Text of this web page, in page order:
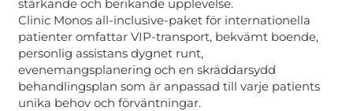
stärkande och berikande upplevelse.
Clinic Monos all-inclusive-paket för internationella
patienter omfattar VIP-transport, bekvämt boende,
personlig assistans dygnet runt,
evenemangsplanering och en skräddarsydd
behandlingsplan som är anpassad till varje patients
unika behov och förväntningar.